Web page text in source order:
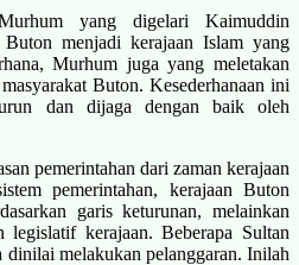
yang digelari Kaimuddin
menjadi kerajaan Islam yang
Murhum juga yang meletakan
Buton. Kesederhanaan ini
dan dijaga dengan baik oleh
pemerintahan dari zaman kerajaan
pemerintahan, kerajaan Buton
garis keturunan, melainkan
legislatif kerajaan. Beberapa Sultan
dinilai melakukan pelanggaran. Inilah